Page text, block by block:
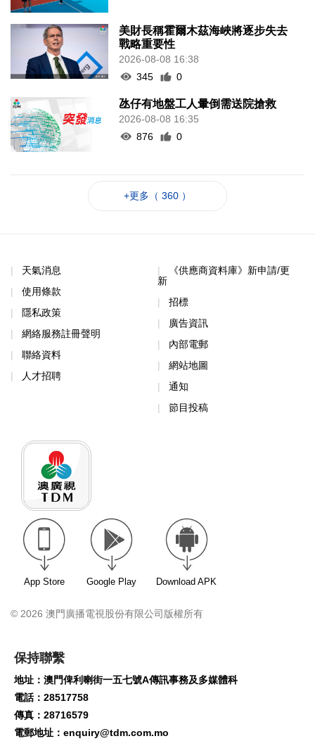
美財長稱霍爾木茲海峽將逐步失去
戰略重要性
2026-08-08 16:38
345
0
氹仔有地盤工人暈倒需送院搶救
2026-08-08 16:35
876
0
+更多（ 360 ）
天氣消息
使用條款
隱私政策
網絡服務註冊聲明
聯絡資料
人才招聘
《供應商資料庫》新申請/更
新
招標
廣告資訊
內部電郵
網站地圖
通知
節目投稿
App Store Google Play Download APK
© 2026 澳門廣播電視股份有限公司版權所有
保持聯繫
地址：澳門俾利喇街一五七號A傳訊事務及多媒體科
電話：28517758
傳真：28716579
電郵地址： enquiry@tdm.com.mo